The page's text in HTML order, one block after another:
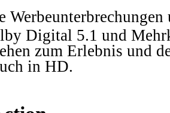
Digital 5.1 und
zum Erlebnis und
in HD.